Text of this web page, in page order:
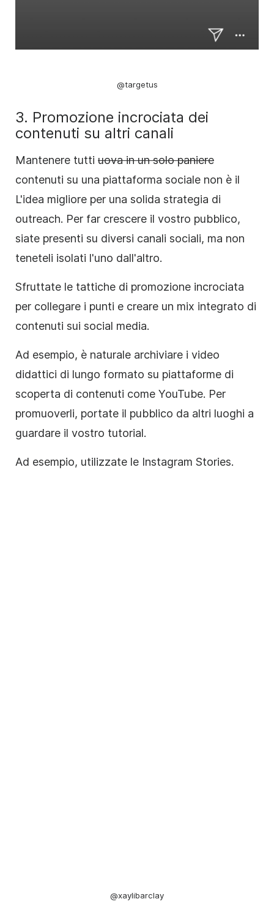
@targetus
3. Promozione incrociata dei
contenuti su altri canali
Mantenere tutti uova in un solo paniere
contenuti su una piattaforma sociale non è il
L'idea migliore per una solida strategia di
outreach. Per far crescere il vostro pubblico,
siate presenti su diversi canali sociali, ma non
teneteli isolati l'uno dall'altro.
Sfruttate le tattiche di promozione incrociata
per collegare i punti e creare un mix integrato di
contenuti sui social media.
Ad esempio, è naturale archiviare i video
didattici di lungo formato su piattaforme di
scoperta di contenuti come YouTube. Per
promuoverli, portate il pubblico da altri luoghi a
guardare il vostro tutorial.
Ad esempio, utilizzate le Instagram Stories.
@xaylibarclay